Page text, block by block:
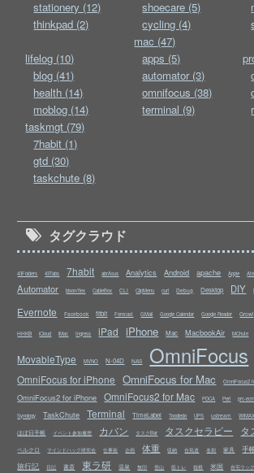
stationery (12)
thinkpad (2)
shoecare (5)
cycling (4)
lifelog (10)
blog (41)
health (14)
moblog (14)
mac (47)
apps (5)
automator (3)
omnifocus (38)
terminal (9)
taskmgt (79)
7habit (1)
gtd (30)
taskchute (8)
タグクラウド
43Folders 43Tabs 7habit abrAsus Analytics Android apache Apple
Automator bison/flex CableBox CLI ClipMenu curl Debug Desktop DIY
Evernote Facebook fitbit Forecast GMail Google Calendar Google Reader Growl
HHKB iCloud iMac Ingress iPad iPhone Mac MacbookAir MChute
MovableType MVNO N-04D NAS OmniFocus
OmniFocus for iPhone OmniFocus for Mac OmniFocus2
OmniFocus2 for iPhone OmniFocus2 for Mac PDCA Perl prc-
Synology TaskChute Terminal TimeLabel Toodledo UPS ustream WiMAX
ほぼ日手帳 イベント参加履歴 カバン タスクBar タスクセラピー タ
ベルクロ マインドハック研究会 仕事術 企画 体重 収納 合気道 名刺 家具 手
旅行記 日記 書斎 東ラ研 温泉 無印 登山 筋トレ 箱根 米国 自宅ラック